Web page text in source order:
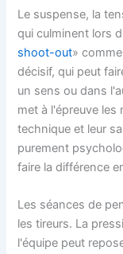
Le suspense, la
qui culminent lors
shoot-out»
décisif, qui peut
un sens ou dans
met à l'épreuve les
technique et leur
purement
faire la différence
Les séances de
les tireurs. La
l'équipe peut